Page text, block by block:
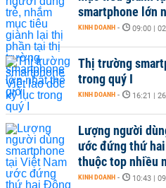
smartphone lớn
KINH DOANH - 09:00 |
Thị trường
trong quý I
KINH DOANH - 16:21 |
Lượng người
ước đứng thứ hai
thuộc top nhiều
KINH DOANH - 10:43 |